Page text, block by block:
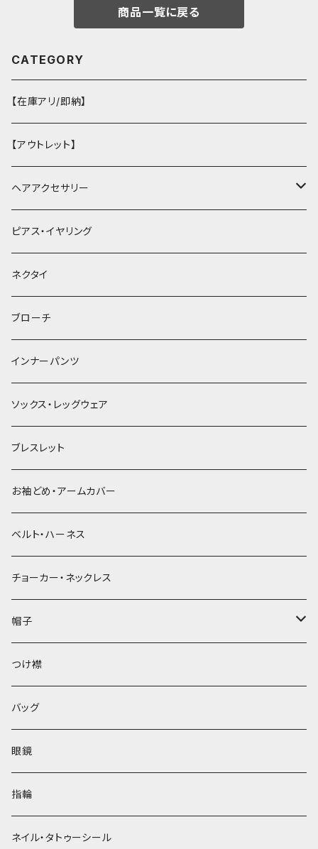
商品一覧に戻る
CATEGORY
【在庫アリ/即納】
【アウトレット】
ヘアアクセサリー
ヘアクリップ
ヘッドドレス・カチューシャ
ヘアゴム
簪
ピアス・イヤリング
ネクタイ
ブローチ
インナーパンツ
ソックス・レッグウェア
ブレスレット
お袖どめ・アームカバー
ベルト・ハーネス
チョーカー・ネックレス
帽子
ベレー帽
つけ襟
バッグ
眼鏡
指輪
ネイル・タトゥーシール